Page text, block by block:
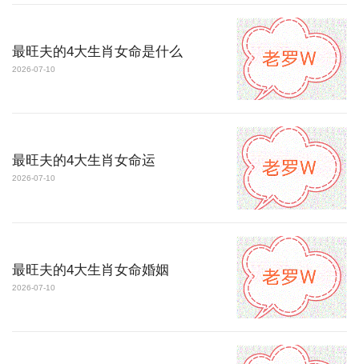
最旺夫的4大生肖女命是什么
2026-07-10
最旺夫的4大生肖女命运
2026-07-10
最旺夫的4大生肖女命婚姻
2026-07-10